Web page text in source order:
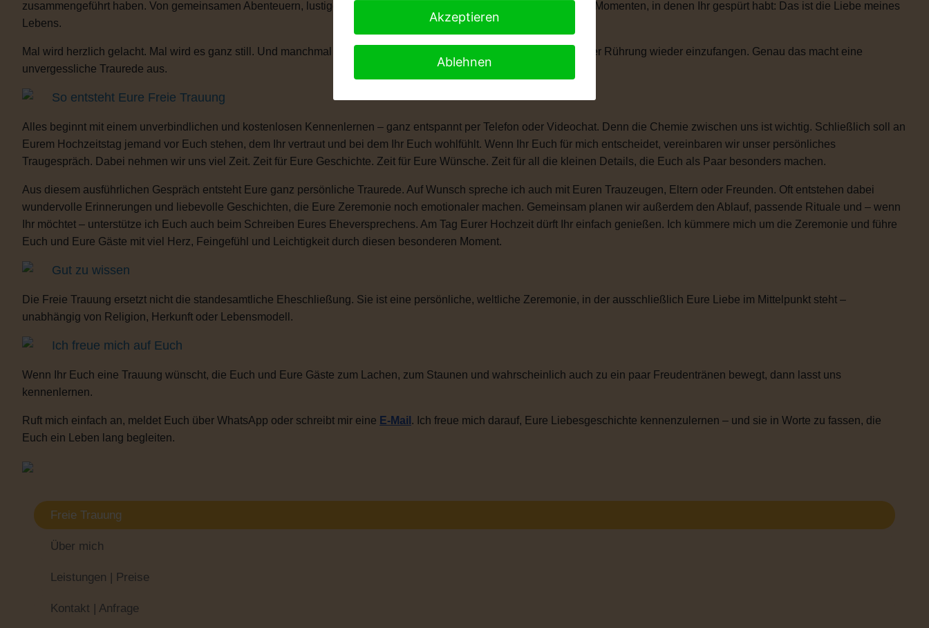
Freie Trauung
Über mich
Leistungen | Preise
Kontakt | Anfrage
zusammengeführt haben. Von gemeinsamen Abenteuern, lustigen Anekdoten, besonderen Erinnerungen und all den Momenten, in denen Ihr gespürt habt: Das ist die Liebe meines
Lebens.
Mal wird herzlich gelacht. Mal wird es ganz still. Und manchmal braucht man einen kleinen Moment, um die Tränen der Rührung wieder einzufangen. Genau das macht eine
unvergessliche Traurede aus.
So entsteht Eure Freie Trauung
Alles beginnt mit einem unverbindlichen und kostenlosen Kennenlernen – ganz entspannt per Telefon oder Videochat. Denn die Chemie zwischen uns ist wichtig. Schließlich soll an
Eurem Hochzeitstag jemand vor Euch stehen, dem Ihr vertraut und bei dem Ihr Euch wohlfühlt. Wenn Ihr Euch für mich entscheidet, vereinbaren wir unser persönliches
Traugespräch. Dabei nehmen wir uns viel Zeit. Zeit für Eure Geschichte. Zeit für Eure Wünsche. Zeit für all die kleinen Details, die Euch als Paar besonders machen.
Aus diesem ausführlichen Gespräch entsteht Eure ganz persönliche Traurede. Auf Wunsch spreche ich auch mit Euren Trauzeugen, Eltern oder Freunden. Oft entstehen dabei
wundervolle Erinnerungen und liebevolle Geschichten, die Eure Zeremonie noch emotionaler machen. Gemeinsam planen wir außerdem den Ablauf, passende Rituale und – wenn
Ihr möchtet – unterstütze ich Euch auch beim Schreiben Eures Eheversprechens. Am Tag Eurer Hochzeit dürft Ihr einfach genießen. Ich kümmere mich um die Zeremonie und führe
Euch und Eure Gäste mit viel Herz, Feingefühl und Leichtigkeit durch diesen besonderen Moment.
Gut zu wissen
Die Freie Trauung ersetzt nicht die standesamtliche Eheschließung. Sie ist eine persönliche, weltliche Zeremonie, in der ausschließlich Eure Liebe im Mittelpunkt steht –
unabhängig von Religion, Herkunft oder Lebensmodell.
Ich freue mich auf Euch
Wenn Ihr Euch eine Trauung wünscht, die Euch und Eure Gäste zum Lachen, zum Staunen und wahrscheinlich auch zu ein paar Freudentränen bewegt, dann lasst uns
kennenlernen.
Ruft mich einfach an, meldet Euch über WhatsApp oder schreibt mir eine E-Mail . Ich freue mich darauf, Eure Liebesgeschichte kennenzulernen – und sie in Worte zu fassen, die
Euch ein Leben lang begleiten.
Akzeptieren
Ablehnen